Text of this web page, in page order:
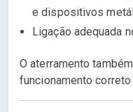
e dispositivos
Ligação adequada
O aterramento
funcionamento